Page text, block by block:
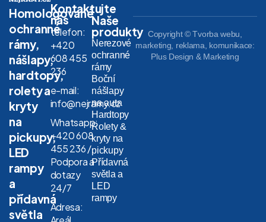
Homologované
ochranné
rámy,
nášlapy,
hardtopy,
rolety a
kryty
na
pickupy,
LED
rampy
a
přídavná
světla
Kontaktujte
nás
telefon:
+420
608 455
236
e-mail:
info@nejramy.cz
Whatsapp:
+420 608
455 236 /
Podpora a
dotazy
24/7
Adresa:
Naše
produkty
Nerezové
ochranné
rámy
Boční
nášlapy
na auta
Hardtopy
Rolety &
kryty na
pickupy
Přídavná
světla a
LED
rampy
Copyright © Tvorba webu,
marketing, reklama, komunikace:
Plus Design & Marketing